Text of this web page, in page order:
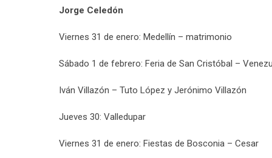
Jorge Celedón
Viernes 31 de enero: Medellín – matrimonio
Sábado 1 de febrero: Feria de San Cristóbal –
Iván Villazón – Tuto López y Jerónimo Villazón
Jueves 30: Valledupar
Viernes 31 de enero: Fiestas de Bosconia – Cesar